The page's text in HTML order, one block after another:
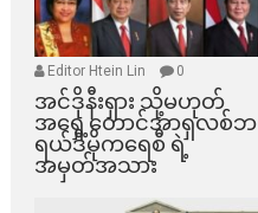
Editor Htein Lin 0
အင်ဒိုနီးရှား သို့မဟုတ်
အရှေ့တောင်အာရှလစ်ဘ
ရယ်ဒီမိုကရေစီ ရဲ့
အမှတ်အသား